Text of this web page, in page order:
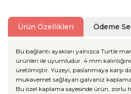
Ürün Özellikleri Ödeme
Bu bağlantı ayakları yalnızca Turtle
ürünleri ile uyumludur. 4 mm
üretilmiştir. Yüzeyi, paslanmaya karşı
mukavemet sağlayan galvaniz
Bu özel kaplama sayesinde ürün, zorlu